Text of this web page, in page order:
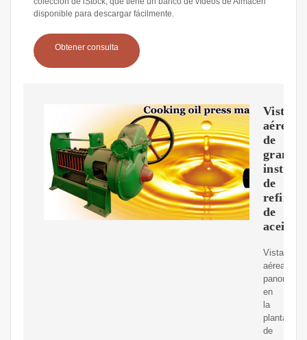
disponible para descargar fácilmente.
Obtener consulta
Vista
aérea
de
grandes
de
de
aceite.
Vista
aérea
en
la
planta
de